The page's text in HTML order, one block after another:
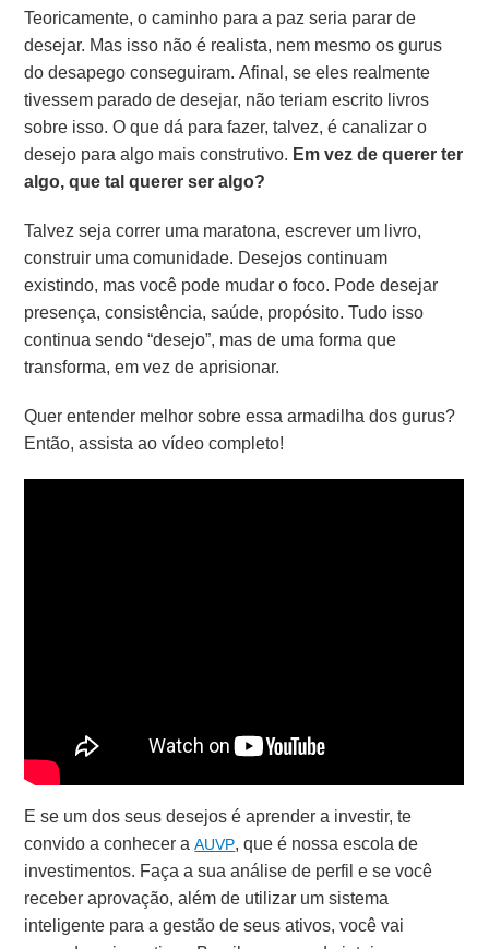
Teoricamente, o caminho para a paz seria parar de
desejar. Mas isso não é realista, nem mesmo os gurus
do desapego conseguiram. Afinal, se eles realmente
tivessem parado de desejar, não teriam escrito livros
sobre isso. O que dá para fazer, talvez, é canalizar o
desejo para algo mais construtivo. Em vez de querer ter
algo, que tal querer ser algo?
Talvez seja correr uma maratona, escrever um livro,
construir uma comunidade. Desejos continuam
existindo, mas você pode mudar o foco. Pode desejar
presença, consistência, saúde, propósito. Tudo isso
continua sendo “desejo”, mas de uma forma que
transforma, em vez de aprisionar.
Quer entender melhor sobre essa armadilha dos gurus?
Então, assista ao vídeo completo!
E se um dos seus desejos é aprender a investir, te
convido a conhecer aAUVP, que é nossa escola de
investimentos. Faça a sua análise de perfil e se você
receber aprovação, além de utilizar um sistema
inteligente para a gestão de seus ativos, você vai